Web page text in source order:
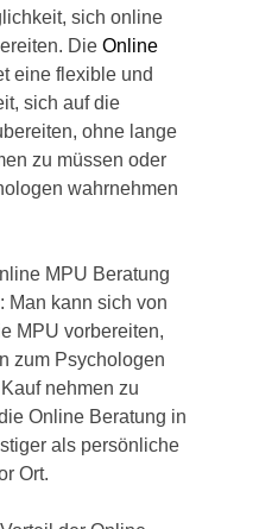
sich online
Die Online
eine flexible und
sich auf die
ohne lange
zu müssen oder
wahrnehmen
MPU Beratung
Man kann sich von
MPU vorbereiten,
zum Psychologen
nehmen zu
Online Beratung in
als persönliche
Ort.